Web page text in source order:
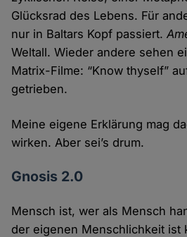
Glücksrad des Lebens. Für
nur in Baltars Kopf passiert.
Weltall. Wieder andere sehen
Matrix-Filme: “Know thyself”
getrieben.
Meine eigene Erklärung mag
wirken. Aber sei’s drum.
Gnosis 2.0
Mensch ist, wer als Mensch
der eigenen Menschlichkeit ist